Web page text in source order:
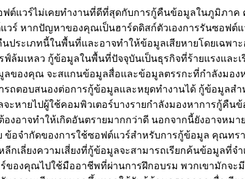
ต์แวร์ไม่เคยทำงานที่ดีที่สุดกับการกู้คืนข้อมูลในภูมิภา
ร์ หากปัญหาของคุณเป็นฮาร์ดดิสก์ตัวเองการรันซอฟต์
ระเภทนี้ในพื้นที่และอาจทำให้ข้อมูลเสียหายโดยเฉพา
มเหลว กู้ข้อมูลในพื้นที่ปัจจุบันเป็นธุรกิจที่ร้ายแรงแล
ของคุณ จะสแกนข้อมูลสื่อและข้อมูลตรรกะที่กำลังมอง
ถตอบสนองต่อการกู้ข้อมูลและหยุดทำงานได้ กู้ข้อมูลส
หายไปผู้ใช้คอมพิวเตอร์บางรายกำลังมองหาการกู้คืน
อาจทำให้เกิดอันตรายมากกว่าดี นอกจากนี้ยังอาจห
อจำกัดของการใช้ซอฟต์แวร์สำหรับการกู้ข้อมูล คุณท
เลี่ยงความเสี่ยงที่กู้ข้อมูลจะสามารถเรียกค้นข้อมูลที่จ
งคุณไปใช้มืออาชีพที่ผ่านการฝึกอบรม พวกเขามักจะ